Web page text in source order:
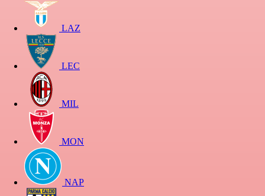
LAZ
LEC
MIL
MON
NAP